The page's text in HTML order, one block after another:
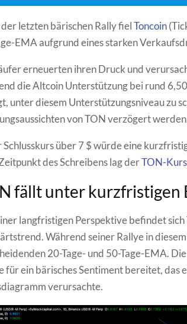
letzten bärischen Rally fielToncoin
EMA aufgrund eines starken
erneuerten ihren Druck und
die Altcoin Unterstützung bei rund
unter diesem Unterstützungsniveau zu
von TON verzögert
Schlusskurs über 7 $ würde eine
des Schreibens lag derTON-Kurs
fällt unter kurzfristigen
langfristigen Perspektive befindet
Während seiner Rallye in
20-Tage- und 50-Tage-EMA.
für ein bärisches Sentiment bereitet, das
verursachte.